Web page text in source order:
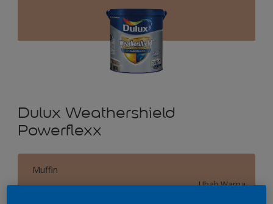
Dulux Weathershield
Powerflexx
Muffin
Ubah Warna